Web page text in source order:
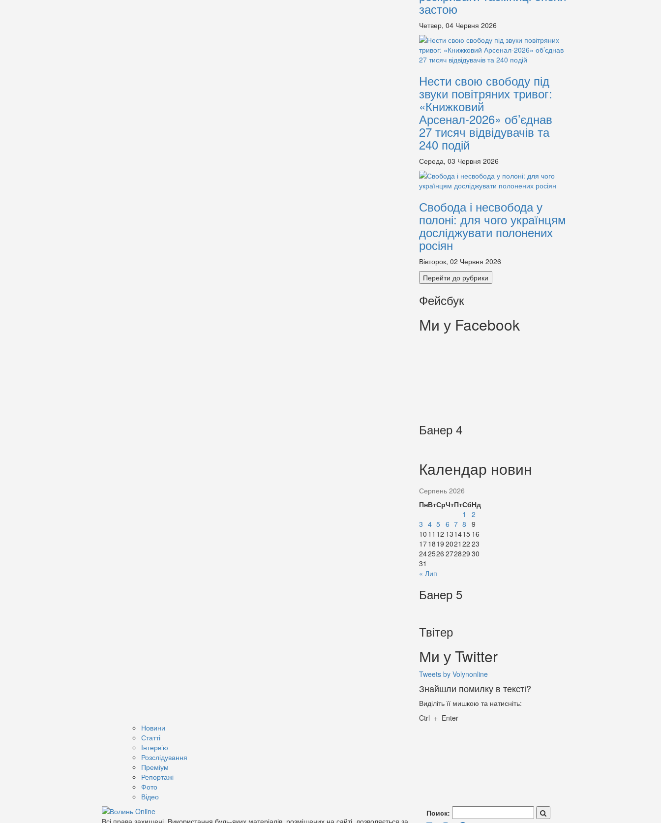
застою
Четвер, 04 Червня 2026
Нести свою свободу під
звуки повітряних тривог:
«Книжковий
Арсенал-2026» об’єднав
27 тисяч відвідувачів та
240 подій
Середа, 03 Червня 2026
Свобода і несвобода у
полоні: для чого українцям
досліджувати полонених
росіян
Вівторок, 02 Червня 2026
Перейти до рубрики
Фейсбук
Ми у Facebook
Банер 4
Календар новин
Серпень 2026
ПнВтСрЧтПтСбНд
1
2
3 4 5 6 7 8 9
10 11 12 131415 16
171819 2021 22 23
242526 272829 30
31
« Лип
Банер 5
Твітер
Ми у Twitter
Tweets by Volynonline
Знайшли помилку в тексті?
Виділіть її мишкою та натисніть:
Ctrl + Enter
Новини
Статті
Інтерв’ю
Розслідування
Преміум
Репортажі
Фото
Відео
Поиск: